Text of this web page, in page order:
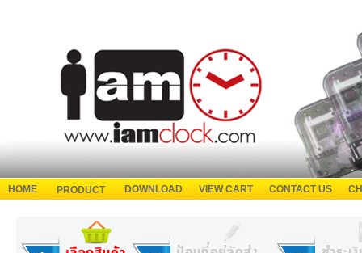
HOME PRODUCT DOWNLOAD VIEW CART CONTACT US